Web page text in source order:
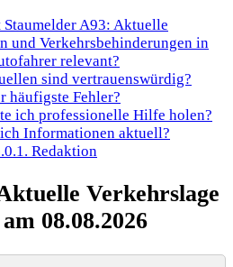
Staumelder A93: Aktuelle
und Verkehrsbehinderungen in
relevant?
sind vertrauenswürdig?
häufigste Fehler?
ich professionelle Hilfe holen?
Informationen aktuell?
Redaktion
Verkehrslage
08.08.2026